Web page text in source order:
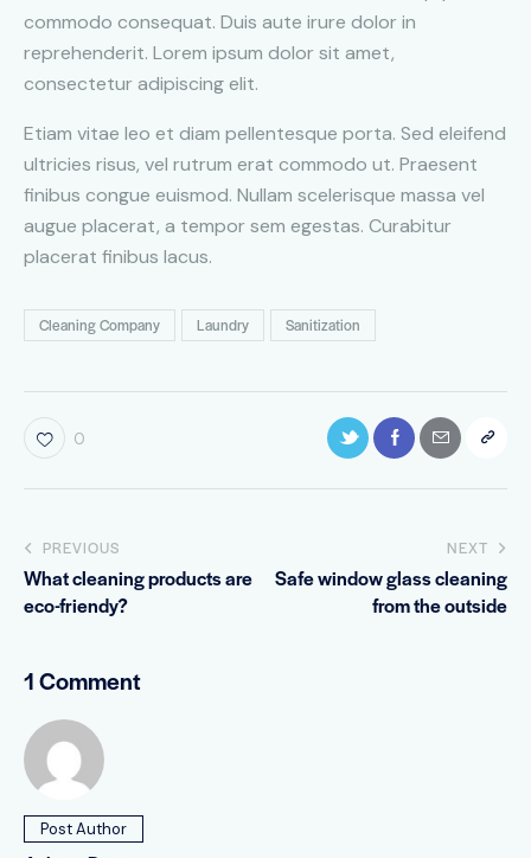
commodo consequat. Duis aute irure dolor in
reprehenderit. Lorem ipsum dolor sit amet,
consectetur adipiscing elit.
Etiam vitae leo et diam pellentesque porta. Sed eleifend
ultricies risus, vel rutrum erat commodo ut. Praesent
finibus congue euismod. Nullam scelerisque massa vel
augue placerat, a tempor sem egestas. Curabitur
placerat finibus lacus.
Cleaning Company Laundry Sanitization
0
PREVIOUS
What cleaning products are
eco-friendy?
NEXT
Safe window glass cleaning
from the outside
1 Comment
Post Author